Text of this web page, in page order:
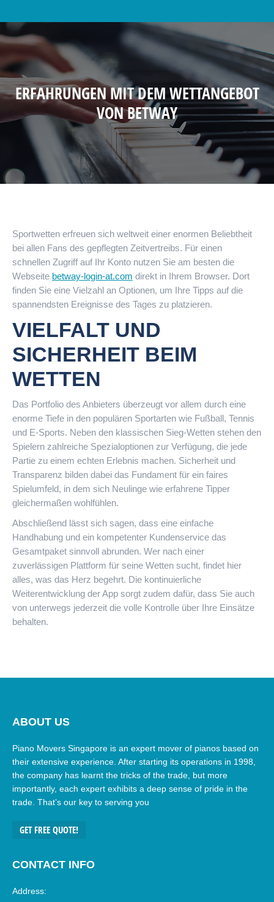
ERFAHRUNGEN MIT DEM WETTANGEBOT
VON BETWAY
Sportwetten erfreuen sich weltweit einer enormen Beliebtheit
bei allen Fans des gepflegten Zeitvertreibs. Für einen
schnellen Zugriff auf Ihr Konto nutzen Sie am besten die
Webseite betway-login-at.com direkt in Ihrem Browser. Dort
finden Sie eine Vielzahl an Optionen, um Ihre Tipps auf die
spannendsten Ereignisse des Tages zu platzieren.
VIELFALT UND
SICHERHEIT BEIM
WETTEN
Das Portfolio des Anbieters überzeugt vor allem durch eine
enorme Tiefe in den populären Sportarten wie Fußball, Tennis
und E-Sports. Neben den klassischen Sieg-Wetten stehen den
Spielern zahlreiche Spezialoptionen zur Verfügung, die jede
Partie zu einem echten Erlebnis machen. Sicherheit und
Transparenz bilden dabei das Fundament für ein faires
Spielumfeld, in dem sich Neulinge wie erfahrene Tipper
gleichermaßen wohlfühlen.
Abschließend lässt sich sagen, dass eine einfache
Handhabung und ein kompetenter Kundenservice das
Gesamtpaket sinnvoll abrunden. Wer nach einer
zuverlässigen Plattform für seine Wetten sucht, findet hier
alles, was das Herz begehrt. Die kontinuierliche
Weiterentwicklung der App sorgt zudem dafür, dass Sie auch
von unterwegs jederzeit die volle Kontrolle über Ihre Einsätze
behalten.
ABOUT US
Piano Movers Singapore is an expert mover of pianos based on
their extensive experience. After starting its operations in 1998,
the company has learnt the tricks of the trade, but more
importantly, each expert exhibits a deep sense of pride in the
trade. That’s our key to serving you
GET FREE QUOTE!
CONTACT INFO
Address: